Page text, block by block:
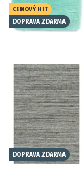
CENOVÝ HIT
DOPRAVA ZDARMA
DOPRAVA ZDARMA